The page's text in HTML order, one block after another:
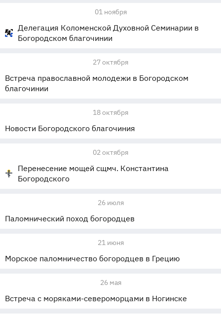
01 ноября
Делегация Коломенской Духовной Семинарии в
Богородском благочинии
27 октября
Встреча православной молодежи в Богородском
благочинии
18 октября
Новости Богородского благочиния
02 октября
Перенесение мощей сщмч. Константина
Богородского
26 июля
Паломнический поход богородцев
21 июня
Морское паломничество богородцев в Грецию
26 мая
Встреча с моряками-североморцами в Ногинске